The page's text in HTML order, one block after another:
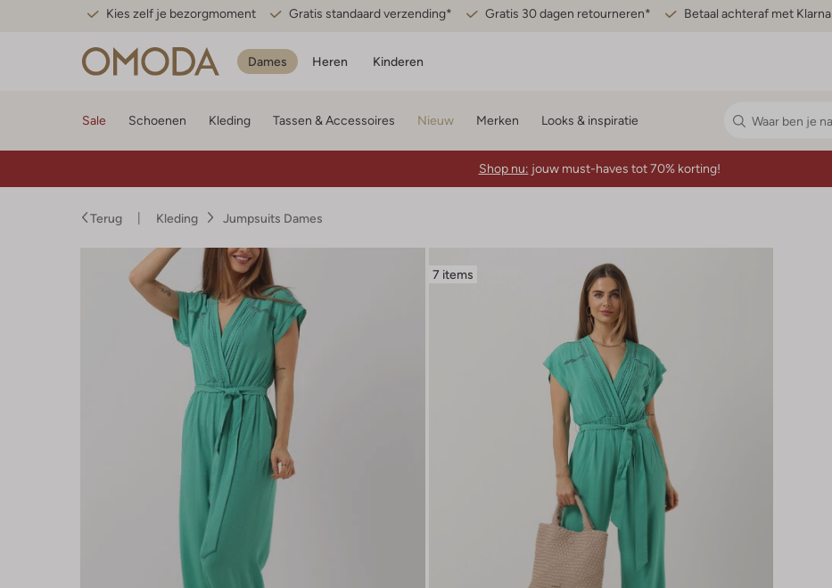
Kies zelf je bezorgmoment Gratis standaard verzending* Gratis 30 dagen retourneren* Betaal achteraf met Klarna
Dames Heren Kinderen
Sale Schoenen Kleding Tassen & Accessoires Nieuw Merken Looks & inspiratie
Shop nu: jouw must-haves tot 70% korting!
Terug Kleding Jumpsuits Dames
7 items